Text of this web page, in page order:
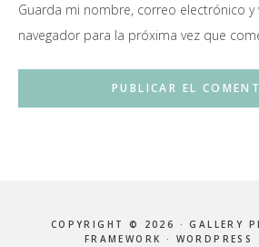
Guarda mi nombre, correo electrónico y
navegador para la próxima vez que
COPYRIGHT © 2026 ·GALLERY
FRAMEWORK
· WORDPRESS